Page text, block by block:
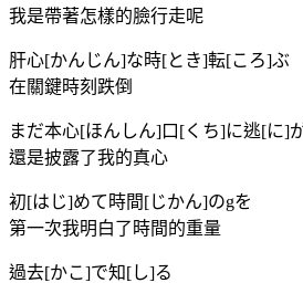
我是帶著怎樣的臉行走呢
肝心[かんじん]な時[とき]転[ころ]ぶ
在關鍵時刻跌倒
まだ本心[ほんしん]口[くち]に逃[に]
還是披露了我的真心
初[はじ]めて時間[じかん]のgを
第一次我明白了時間的重量
過去[かこ]で知[し]る